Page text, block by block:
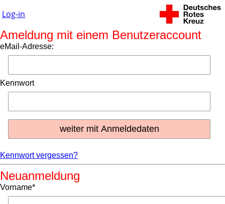
Log-in
Ameldung mit einem Benutzeraccount
eMail-Adresse:
Kennwort
Kennwort vergessen?
Neuanmeldung
Vorname*